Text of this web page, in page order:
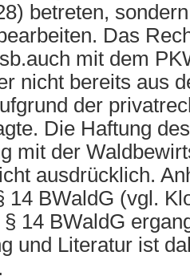
betreten,
Das
mit dem
nicht bereits aus
der
Die Haftung
mit der
ausdrücklich.
14 BWaldG (vgl.
14 BWaldG
und Literatur ist